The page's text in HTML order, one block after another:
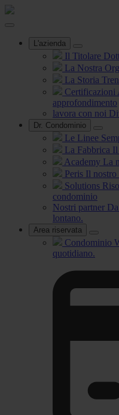
L'azienda
Il Titolare
La Nostra
La Storia
Certificazioni
approfondimento
lavora con noi
Dr. Condominio
Le Linee
La Fabbrica Il
Academy La
Peris Il nostro
Solutions
condominio
Nostri partner
lontano.
Area riservata
Condominio
quotidiano.